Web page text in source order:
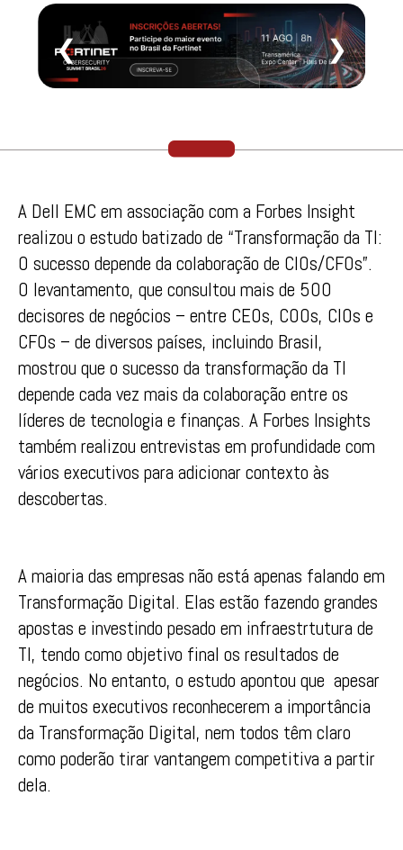
❮ ❯
A Dell EMC em associação com a Forbes Insight
realizou o estudo batizado de “Transformação da TI:
O sucesso depende da colaboração de CIOs/CFOs”.
O levantamento, que consultou mais de 500
decisores de negócios – entre CEOs, COOs, CIOs e
CFOs – de diversos países, incluindo Brasil,
mostrou que o sucesso da transformação da TI
depende cada vez mais da colaboração entre os
líderes de tecnologia e finanças. A Forbes Insights
também realizou entrevistas em profundidade com
vários executivos para adicionar contexto às
descobertas.
A maioria das empresas não está apenas falando em
Transformação Digital. Elas estão fazendo grandes
apostas e investindo pesado em infraestrtutura de
TI, tendo como objetivo final os resultados de
negócios. No entanto, o estudo apontou que apesar
de muitos executivos reconhecerem a importância
da Transformação Digital, nem todos têm claro
como poderão tirar vantangem competitiva a partir
dela.